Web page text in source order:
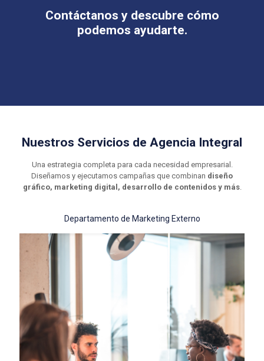
Contáctanos y descubre cómo
podemos ayudarte.
Nuestros Servicios de Agencia Integral
Una estrategia completa para cada necesidad empresarial.
Diseñamos y ejecutamos campañas que combinan diseño
gráfico, marketing digital, desarrollo de contenidos y más.
Departamento de Marketing Externo